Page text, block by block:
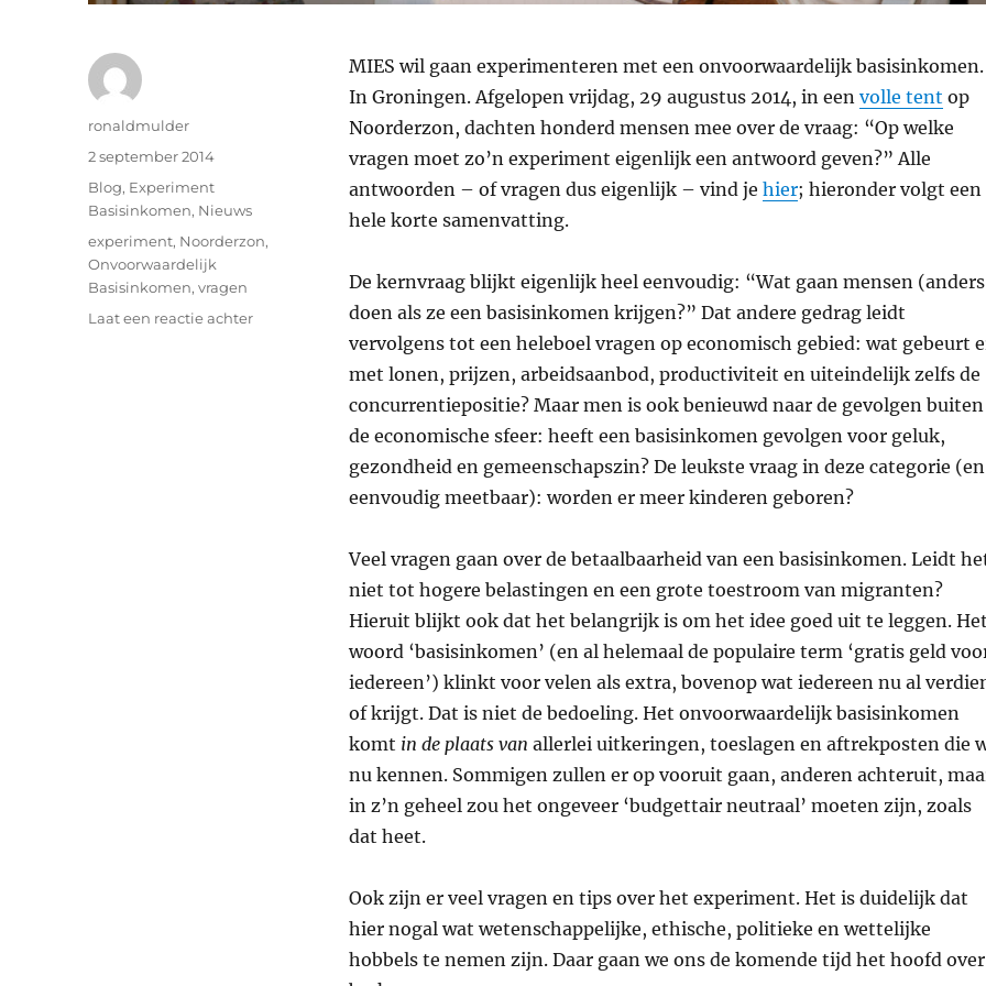
MIES wil gaan experimenteren met een onvoorwaardelijk basisinkomen.
In Groningen. Afgelopen vrijdag, 29 augustus 2014, in een volle tent op
Noorderzon, dachten honderd mensen mee over de vraag: “Op welke
vragen moet zo’n experiment eigenlijk een antwoord geven?” Alle
antwoorden – of vragen dus eigenlijk – vind je hier; hieronder volgt een
hele korte samenvatting.
De kernvraag blijkt eigenlijk heel eenvoudig: “Wat gaan mensen
doen als ze een basisinkomen krijgen?” Dat andere gedrag leidt
vervolgens tot een heleboel vragen op economisch gebied: wat gebeurt
met lonen, prijzen, arbeidsaanbod, productiviteit en uiteindelijk zelfs de
concurrentiepositie? Maar men is ook benieuwd naar de gevolgen buiten
de economische sfeer: heeft een basisinkomen gevolgen voor geluk,
gezondheid en gemeenschapszin? De leukste vraag in deze categorie (en
eenvoudig meetbaar): worden er meer kinderen geboren?
Veel vragen gaan over de betaalbaarheid van een basisinkomen. Leidt
niet tot hogere belastingen en een grote toestroom van migranten?
Hieruit blijkt ook dat het belangrijk is om het idee goed uit te leggen.
woord ‘basisinkomen’ (en al helemaal de populaire term ‘gratis geld
iedereen’) klinkt voor velen als extra, bovenop wat iedereen nu al
of krijgt. Dat is niet de bedoeling. Het onvoorwaardelijk basisinkomen
komt in de plaats van allerlei uitkeringen, toeslagen en aftrekposten die
nu kennen. Sommigen zullen er op vooruit gaan, anderen achteruit,
in z’n geheel zou het ongeveer ‘budgettair neutraal’ moeten zijn, zoals
dat heet.
Ook zijn er veel vragen en tips over het experiment. Het is duidelijk dat
hier nogal wat wetenschappelijke, ethische, politieke en wettelijke
hobbels te nemen zijn. Daar gaan we ons de komende tijd het hoofd over
Auteur
ronaldmulder
Geplaatst
op
2 september 2014
Categorieën
Blog, Experiment
Basisinkomen, Nieuws
Tags
experiment, Noorderzon,
Onvoorwaardelijk
Basisinkomen,vragen
Laat een reactie achterop